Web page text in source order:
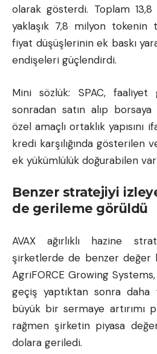
olarak gösterdi. Toplam
yaklaşık 7,8 milyon tokenin
fiyat düşüşlerinin ek baskı
endişeleri güçlendirdi.
Mini sözlük: SPAC,
sonradan satın alıp
özel amaçlı ortaklık yapısını
kredi karşılığında gösterilen
ek yükümlülük doğurabilen
Benzer stratejiyi
de gerileme görüldü
AVAX ağırlıklı hazine
şirketlerde de benzer değer
AgriFORCE Growing
geçiş yaptıktan sonra daha
büyük bir sermaye artırımı
rağmen şirketin piyasa
dolara geriledi.